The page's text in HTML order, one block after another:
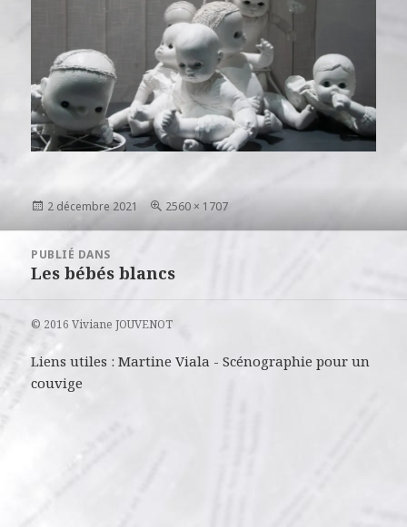
Publié
2 décembre 2021
Taille
2560 × 1707
l’article
PUBLIÉ DANS
Les bébés blancs
© 2016 Viviane JOUVENOT
Liens utiles :Martine Viala -Scénographie pour un
couvige